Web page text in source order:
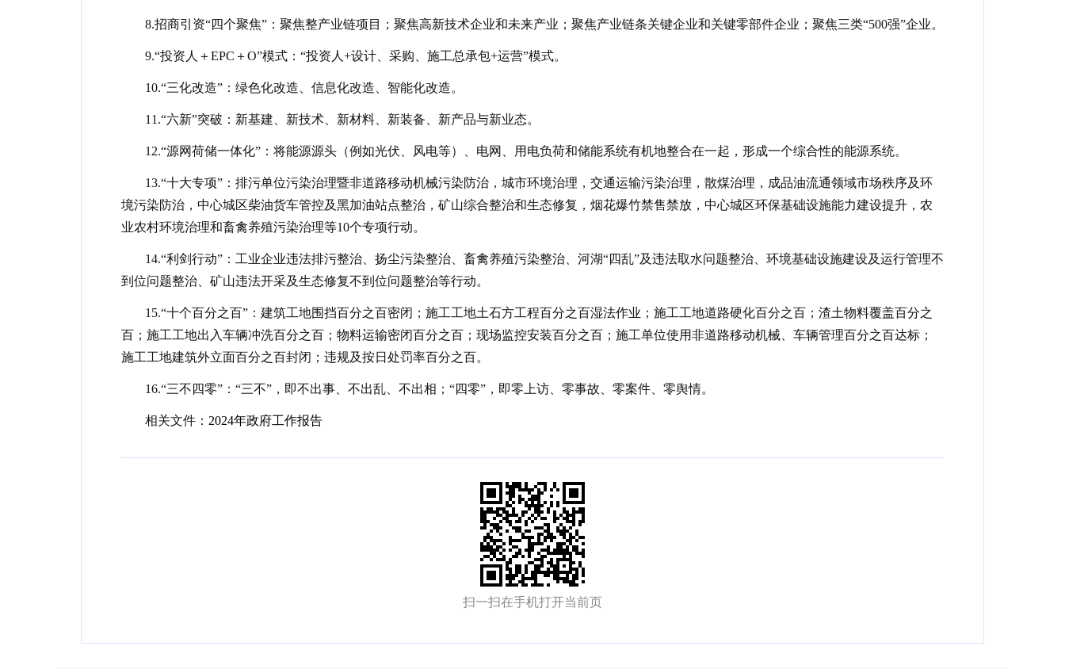
8.招商引资“四个聚焦”：聚焦整产业链项目；聚焦高新技术企业和未来产业；聚焦产业链条关键企业和关键零部件企业；聚焦三类“500强”企业。
9.“投资人＋EPC＋O”模式：“投资人+设计、采购、施工总承包+运营”模式。
10.“三化改造”：绿色化改造、信息化改造、智能化改造。
11.“六新”突破：新基建、新技术、新材料、新装备、新产品与新业态。
12.“源网荷储一体化”：将能源源头（例如光伏、风电等）、电网、用电负荷和储能系统有机地整合在一起，形成一个综合性的能源系统。
13.“十大专项”：排污单位污染治理暨非道路移动机械污染防治，城市环境治理，交通运输污染治理，散煤治理，成品油流通领域市场秩序及环
境污染防治，中心城区柴油货车管控及黑加油站点整治，矿山综合整治和生态修复，烟花爆竹禁售禁放，中心城区环保基础设施能力建设提升，农
业农村环境治理和畜禽养殖污染治理等10个专项行动。
14.“利剑行动”：工业企业违法排污整治、扬尘污染整治、畜禽养殖污染整治、河湖“四乱”及违法取水问题整治、环境基础设施建设及运行管理不
到位问题整治、矿山违法开采及生态修复不到位问题整治等行动。
15.“十个百分之百”：建筑工地围挡百分之百密闭；施工工地土石方工程百分之百湿法作业；施工工地道路硬化百分之百；渣土物料覆盖百分之
百；施工工地出入车辆冲洗百分之百；物料运输密闭百分之百；现场监控安装百分之百；施工单位使用非道路移动机械、车辆管理百分之百达标；
施工工地建筑外立面百分之百封闭；违规及按日处罚率百分之百。
16.“三不四零”：“三不”，即不出事、不出乱、不出相；“四零”，即零上访、零事故、零案件、零舆情。
相关文件： 2024年政府工作报告
扫一扫在手机打开当前页